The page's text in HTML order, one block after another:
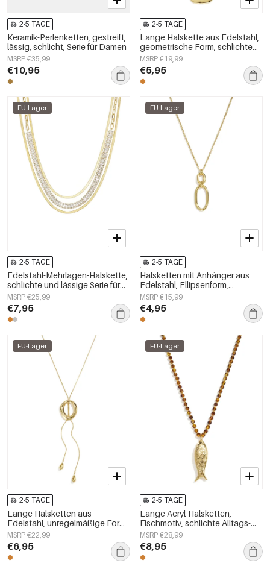
2-5 TAGE
Keramik-Perlenketten, gestreift,
lässig, schlicht, Serie für Damen
MSRP €35,99
€10,95
2-5 TAGE
Lange Halskette aus Edelstahl,
geometrische Form, schlichte
Alltags-Serie, Damenschmuck
MSRP €19,99
€5,95
EU-Lager
2-5 TAGE
Edelstahl-Mehrlagen-Halskette,
schlichte und lässige Serie für
Damen
MSRP €25,99
€7,95
EU-Lager
2-5 TAGE
Halsketten mit Anhänger aus
Edelstahl, Ellipsenform,
schlichte Serie
„Alltagsschmuck“,
Damenschmuck
MSRP €15,99
€4,95
EU-Lager
2-5 TAGE
Lange Halsketten aus
Edelstahl, unregelmäßige Form,
schlichte Alltags-Serie,
Damenschmuck
MSRP €22,99
€6,95
EU-Lager
2-5 TAGE
Lange Acryl-Halsketten,
Fischmotiv, schlichte Alltags-
Serie, Damenschmuck
MSRP €28,99
€8,95